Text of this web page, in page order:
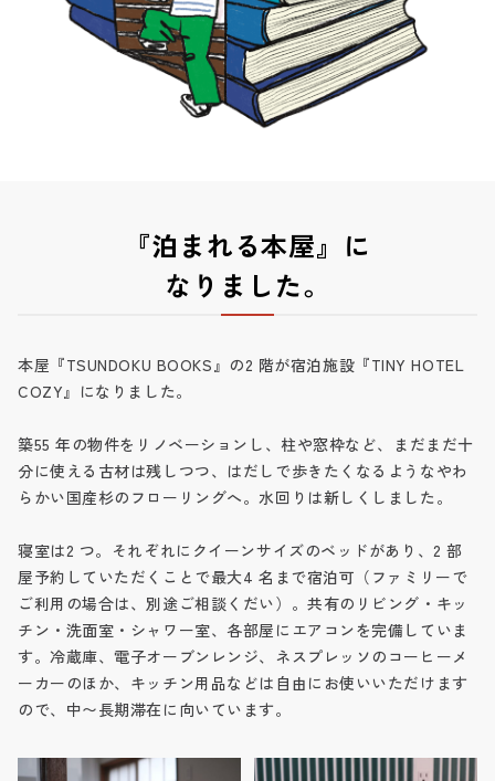
『泊まれる本屋』に
なりました。
本屋『TSUNDOKU BOOKS』の2 階が宿泊施設『TINY HOTEL
COZY』になりました。
築55 年の物件をリノベーションし、柱や窓枠など、まだまだ十
分に使える古材は残しつつ、はだしで歩きたくなるようなやわ
らかい国産杉のフローリングへ。水回りは新しくしました。
寝室は2 つ。それぞれにクイーンサイズのベッドがあり、2 部
屋予約していただくことで最大4 名まで宿泊可（ファミリーで
ご利用の場合は、別途ご相談くだい）。共有のリビング・キッ
チン・洗面室・シャワー室、各部屋にエアコンを完備していま
す。冷蔵庫、電子オーブンレンジ、ネスプレッソのコーヒーメ
ーカーのほか、キッチン用品などは自由にお使いいただけます
ので、中〜長期滞在に向いています。